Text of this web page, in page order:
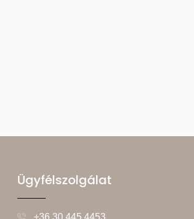
Ügyfélszolgálat
+36 30 445 4453